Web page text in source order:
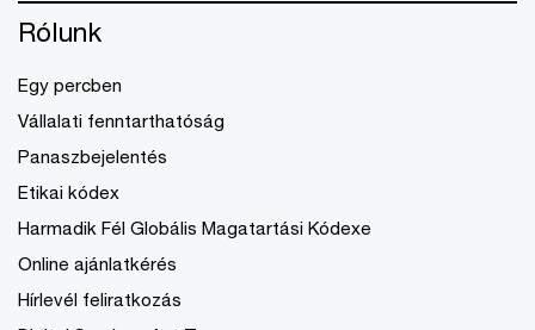
Rólunk
Egy percben
Vállalati fenntarthatóság
Panaszbejelentés
Etikai kódex
Harmadik Fél Globális Magatartási Kódexe
Online ajánlatkérés
Hírlevél feliratkozás